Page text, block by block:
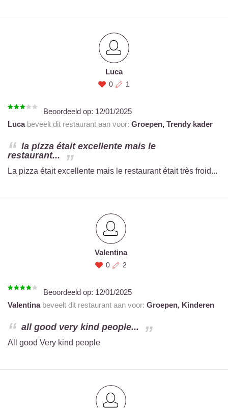
Luca
0 1
Beoordeeld op: 12/01/2025
Lucabeveelt dit restaurant aan voor: Groepen, Trendy kader
la pizza était excellente mais le
restaurant...
La pizza était excellente mais le restaurant était très froid...
Valentina
0 2
Beoordeeld op: 12/01/2025
Valentinabeveelt dit restaurant aan voor: Groepen, Kinderen
all good very kind people...
All good Very kind people